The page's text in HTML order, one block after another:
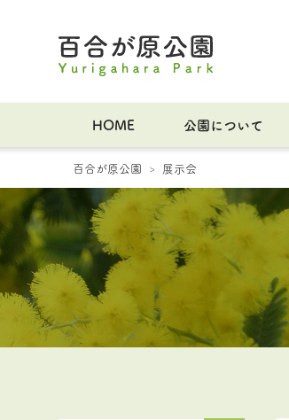
HOME 公園について
百合が原公園 展示会